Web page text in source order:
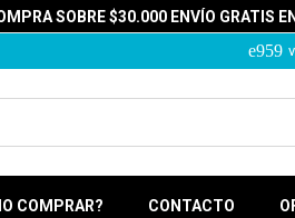
SOBRE $30.000 ENVÍO GRATIS
COMPRAR? CONTACTO